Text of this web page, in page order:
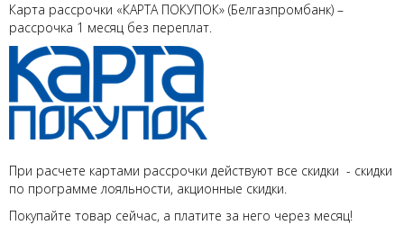
Карта рассрочки «КАРТА ПОКУПОК» (Белгазпромбанк) –
рассрочка 1 месяц без переплат.
При расчете картами рассрочки действуют все скидки - скидки
по программе лояльности, акционные скидки.
Покупайте товар сейчас, а платите за него через месяц!